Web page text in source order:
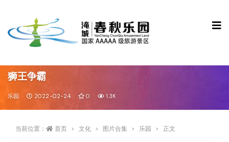
狮王争霸
乐园 2022-02-24 0 1.3K
当前位置： 首页 文化 图片合集 乐园 正文